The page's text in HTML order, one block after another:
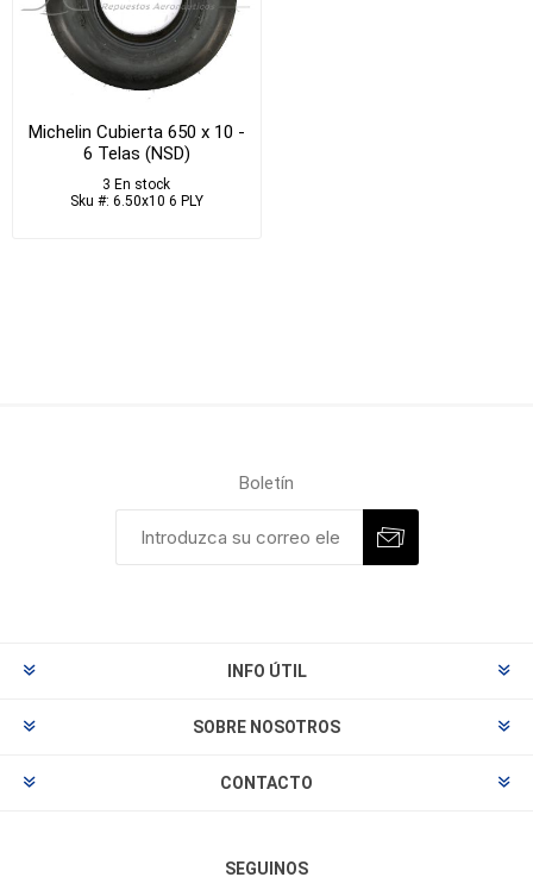
Michelin Cubierta 650 x 10 -
6 Telas (NSD)
3 En stock
Sku #: 6.50x10 6 PLY
Boletín
INFO ÚTIL
SOBRE NOSOTROS
CONTACTO
SEGUINOS